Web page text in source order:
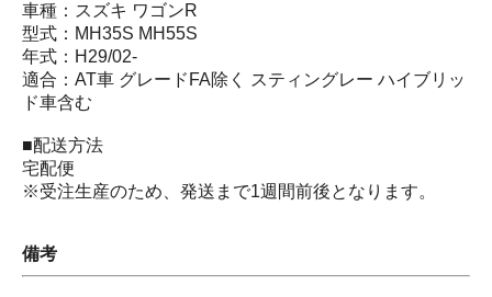
車種：スズキ ワゴンR
型式：MH35S MH55S
年式：H29/02-
適合：AT車 グレードFA除く スティングレー ハイブリッ
ド車含む
■配送方法
宅配便
※受注生産のため、発送まで1週間前後となります。
備考